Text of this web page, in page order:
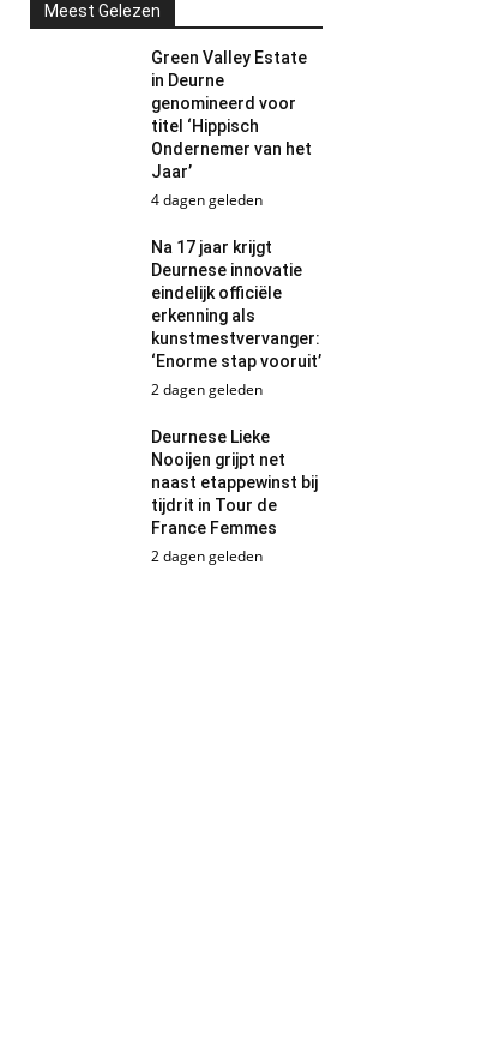
Meest Gelezen
Green Valley Estate
in Deurne
genomineerd voor
titel ‘Hippisch
Ondernemer van het
Jaar’
4 dagen geleden
Na 17 jaar krijgt
Deurnese innovatie
eindelijk officiële
erkenning als
kunstmestvervanger:
‘Enorme stap vooruit’
2 dagen geleden
Deurnese Lieke
Nooijen grijpt net
naast etappewinst bij
tijdrit in Tour de
France Femmes
2 dagen geleden